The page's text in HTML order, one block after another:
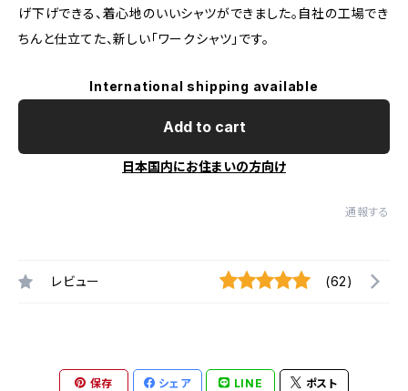
げ下げできる、着心地のいいシャツができました。自社の工場でき
ちんと仕立てた、新しい「ワークシャツ」です。
International shipping available
Add to cart
日本国内にお住まいの方向け
通報する
レビュー (62)
保存 シェア LINE ポスト